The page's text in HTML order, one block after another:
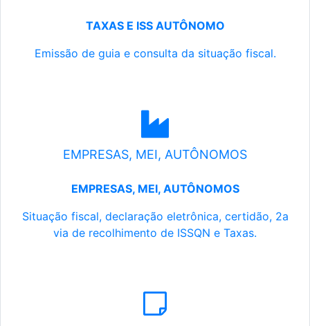
TAXAS E ISS AUTÔNOMO
Emissão de guia e consulta da situação fiscal.
EMPRESAS, MEI, AUTÔNOMOS
EMPRESAS, MEI, AUTÔNOMOS
Situação fiscal, declaração eletrônica, certidão, 2a
via de recolhimento de ISSQN e Taxas.